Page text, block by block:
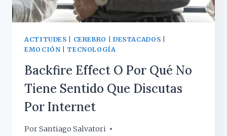
ACTITUDES CEREBRO DESTACADOS
EMOCIÓN
TECNOLOGÍA
Backfire Effect O Por Qué No
Tiene Sentido Que Discutas
Por Internet
PorSantiago Salvatori
6 noviembre, 2018